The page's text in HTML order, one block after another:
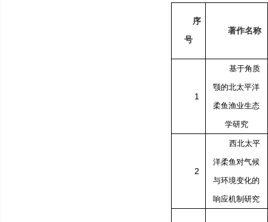
序
号
著作名称
1
基于角质
颚的北太平洋
柔鱼渔业生态
学研究
2
西北太平
洋柔鱼对气候
与环境变化的
响应机制研究